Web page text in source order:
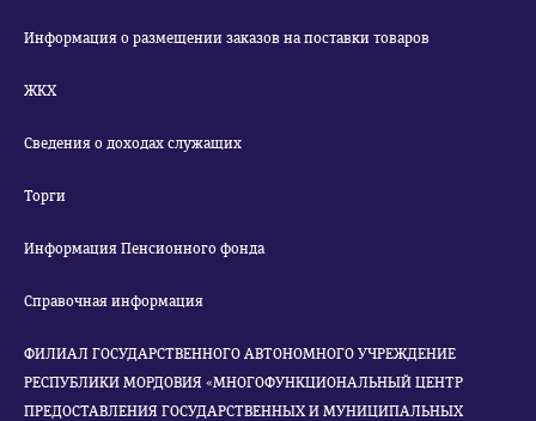
Информация о размещении заказов на поставки товаров
ЖКХ
Сведения о доходах служащих
Торги
Информация Пенсионного фонда
Справочная информация
ФИЛИАЛ ГОСУДАРСТВЕННОГО АВТОНОМНОГО УЧРЕЖДЕНИЕ
РЕСПУБЛИКИ МОРДОВИЯ «МНОГОФУНКЦИОНАЛЬНЫЙ ЦЕНТР
ПРЕДОСТАВЛЕНИЯ ГОСУДАРСТВЕННЫХ И МУНИЦИПАЛЬНЫХ